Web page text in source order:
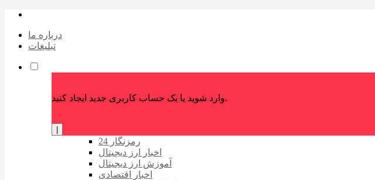
درباره ما
تبلیغات
وارد شوید یا یک حساب کاربری جدید ایجاد کنید.
رمزنگار 24
اخبار ارز دیجیتال
آموزش ارز دیجیتال
اخبار اقتصادی